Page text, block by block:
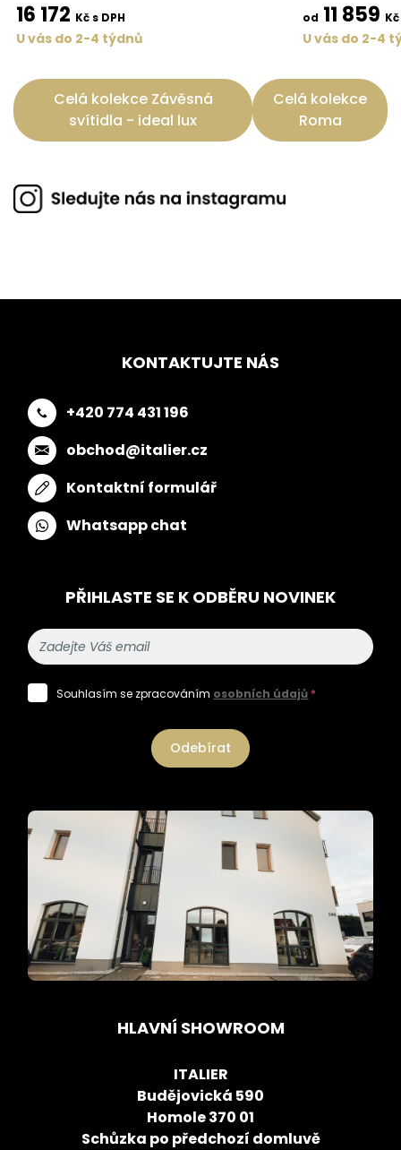
16 172 Kč s DPH
U vás do 2-4 týdnů
od 11 859
U vás do 2-4
Celá kolekce Závěsná
svítidla - ideal lux
Celá kolekce
Roma
KONTAKTUJTE NÁS
+420 774 431 196
obchod@italier.cz
Kontaktní formulář
Whatsapp chat
PŘIHLASTE SE K ODBĚRU NOVINEK
Souhlasím se zpracováním osobních údajů *
Odebírat
HLAVNÍ SHOWROOM
ITALIER
Budějovická 590
Homole 370 01
Schůzka po předchozí domluvě